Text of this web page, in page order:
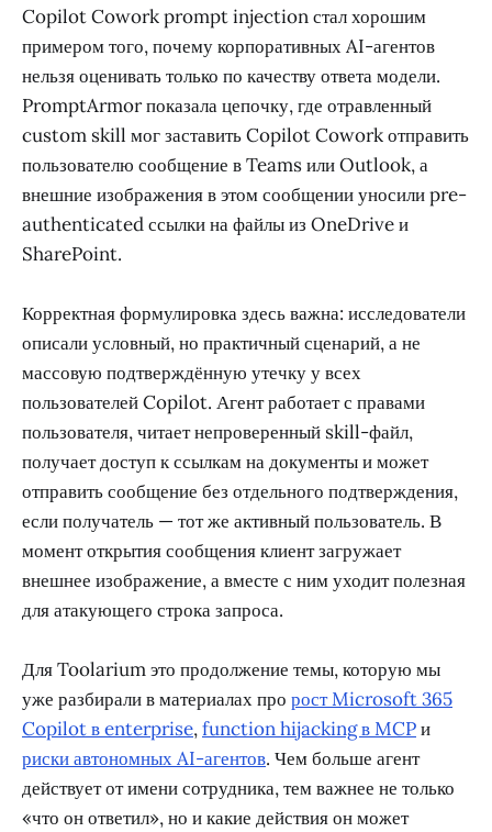
Copilot Cowork prompt injection стал хорошим
примером того, почему корпоративных AI-агентов
нельзя оценивать только по качеству ответа модели.
PromptArmor показала цепочку, где отравленный
custom skill мог заставить Copilot Cowork отправить
пользователю сообщение в Teams или Outlook, а
внешние изображения в этом сообщении уносили pre-
authenticated ссылки на файлы из OneDrive и
SharePoint.
Корректная формулировка здесь важна: исследователи
описали условный, но практичный сценарий, а не
массовую подтверждённую утечку у всех
пользователей Copilot. Агент работает с правами
пользователя, читает непроверенный skill-файл,
получает доступ к ссылкам на документы и может
отправить сообщение без отдельного подтверждения,
если получатель — тот же активный пользователь. В
момент открытия сообщения клиент загружает
внешнее изображение, а вместе с ним уходит полезная
для атакующего строка запроса.
Для Toolarium это продолжение темы, которую мы
уже разбирали в материалах про рост Microsoft 365
Copilot в enterprise,function hijacking в MCPи
риски автономных AI-агентов. Чем больше агент
действует от имени сотрудника, тем важнее не только
«что он ответил», но и какие действия он может